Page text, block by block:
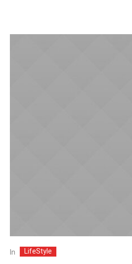
In LifeStyle